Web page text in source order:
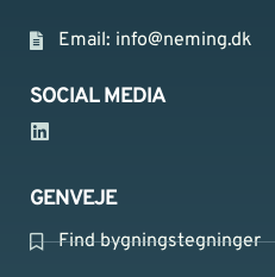
Email: info@neming.dk
SOCIAL MEDIA
GENVEJE
Find bygningstegninger